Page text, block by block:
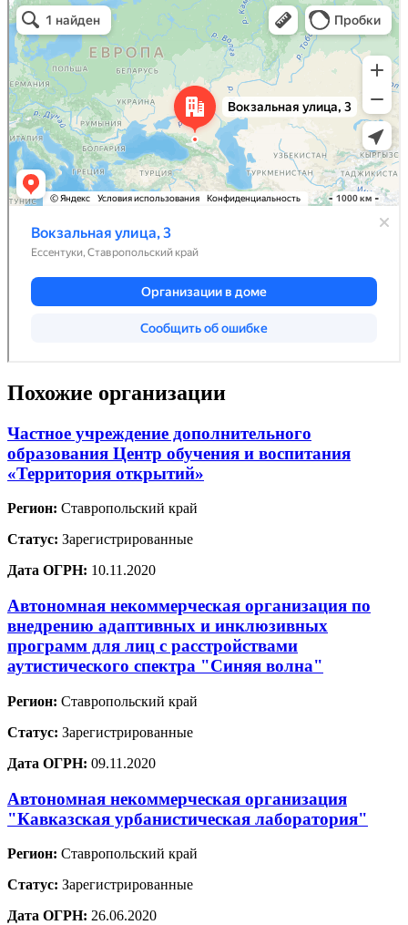
Похожие организации
Частное учреждение дополнительного
образования Центр обучения и воспитания
«Территория открытий»
Регион: Ставропольский край
Статус: Зарегистрированные
Дата ОГРН: 10.11.2020
Автономная некоммерческая организация по
внедрению адаптивных и инклюзивных
программ для лиц с расстройствами
аутистического спектра "Синяя волна"
Регион: Ставропольский край
Статус: Зарегистрированные
Дата ОГРН: 09.11.2020
Автономная некоммерческая организация
"Кавказская урбанистическая лаборатория"
Регион: Ставропольский край
Статус: Зарегистрированные
Дата ОГРН: 26.06.2020